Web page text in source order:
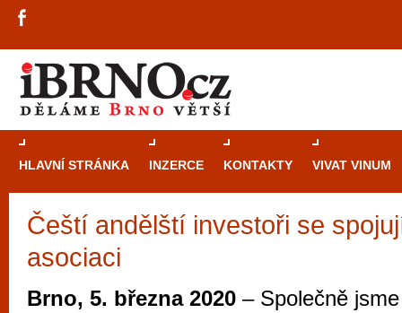
HLAVNÍ STRÁNKA INZERCE KONTAKTY VIVAT VINUM
Čeští andělští investoři se
asociaci
Brno, 5. března 2020 – Společně
Průvodce